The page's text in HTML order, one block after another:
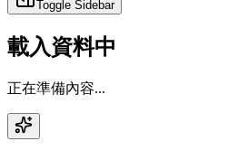
Toggle Sidebar
載入資料中
正在準備內容...